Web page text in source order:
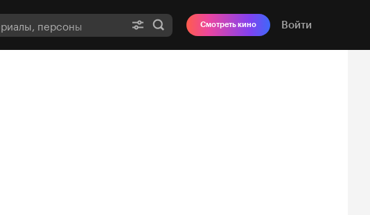
Смотреть кино Войти